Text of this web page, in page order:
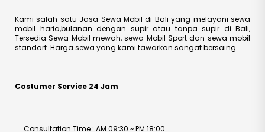
Kami salah satu Jasa Sewa Mobil di Bali yang melayani sewa
mobil haria,bulanan dengan supir atau tanpa supir di Bali,
Tersedia Sewa Mobil mewah, sewa Mobil Sport dan sewa mobil
standart. Harga sewa yang kami tawarkan sangat bersaing.
Costumer Service 24 Jam
Consultation Time : AM 09:30 ~ PM 18:00